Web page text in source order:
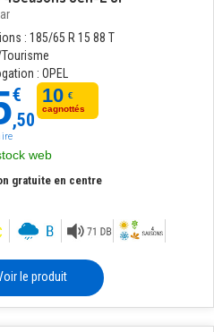
: 185/65 R 15 88 T
: OPEL
€
,50
10 €
cagnottés
web
gratuite en centre
le produit